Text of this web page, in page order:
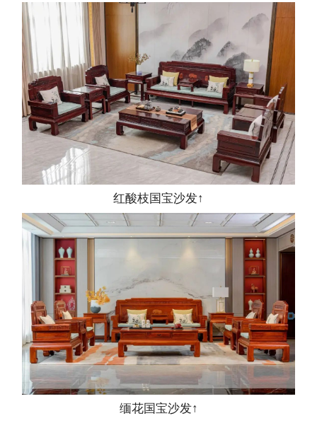
红酸枝国宝沙发↑
缅花国宝沙发↑